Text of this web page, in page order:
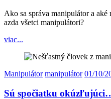
Ako sa správa manipulátor a
azda všetci manipulátori?
viac...
Manipulátor manipulátor 01/10/
Sú spočiatku